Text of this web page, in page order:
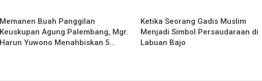
Memanen Buah Panggilan
Keuskupan Agung Palembang, Mgr.
Harun Yuwono Menahbiskan 5…
Ketika Seorang Gadis Muslim
Menjadi Simbol Persaudaraan di
Labuan Bajo